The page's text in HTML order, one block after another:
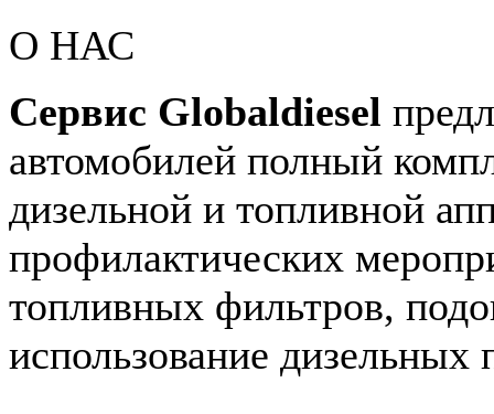
О НАС
Сервис Globaldiesel
автомобилей полный
дизельной и топливной
профилактических
топливных фильтров,
использование дизельных